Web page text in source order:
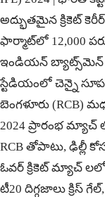
అద్భుతమైన క్రికెట్
ఫార్మాట్‌లో 12,000
ఇండియన్ బ్యాట్స్‌మెన్
స్టేడియంలో చెన్నై
బెంగళూరు (RCB)
2024 ప్రారంభ
RCB తోపాటు, ఢిల్లీ
ఓవర్ క్రికెట్ మ్యాచ్ ల‌లో
టీ20 దిగ్గజాలు క్రిస్